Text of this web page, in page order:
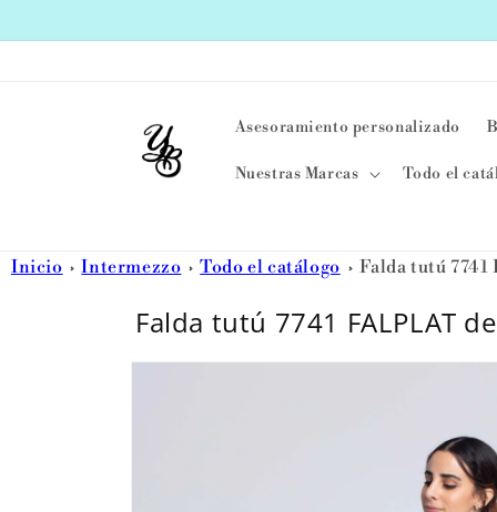
al contenido
Asesoramiento personalizado
Nuestras Marcas Todo el
Inicio Intermezzo Todo el catálogo Falda tutú
Falda tutú 7741 FALPLAT
directamente